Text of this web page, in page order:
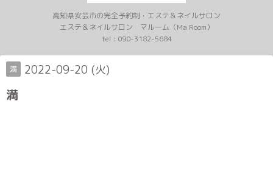
高知県安芸市の完全予約制・エステ＆ネイルサロン
エステ＆ネイルサロン マルーム（Ma Room）
tel : 090-3182-5684
満 2022-09-20 (火)
満